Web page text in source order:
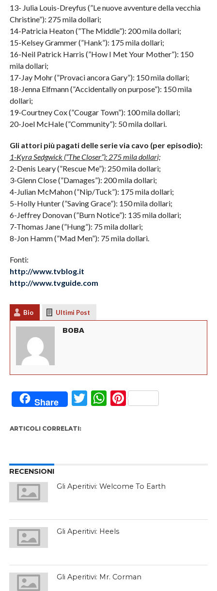
13- Julia Louis-Dreyfus (”Le nuove avventure della vecchia
Christine”): 275 mila dollari;
14-Patricia Heaton (”The Middle”): 200 mila dollari;
15-Kelsey Grammer (”Hank”): 175 mila dollari;
16-Neil Patrick Harris (”How I Met Your Mother”): 150
mila dollari;
17-Jay Mohr (”Provaci ancora Gary”): 150 mila dollari;
18-Jenna Elfmann (”Accidentally on purpose”): 150 mila
dollari;
19-Courtney Cox (”Cougar Town”): 100 mila dollari;
20-Joel McHale (”Community”): 50 mila dollari.
Gli attori più pagati delle serie via cavo (per episodio):
1-Kyra Sedgwick (”The Closer”): 275 mila dollari;
2-Denis Leary (”Rescue Me”): 250 mila dollari;
3-Glenn Close (”Damages”): 200 mila dollari;
4-Julian McMahon (”Nip/Tuck”): 175 mila dollari;
5-Holly Hunter (”Saving Grace”): 150 mila dollari;
6-Jeffrey Donovan (”Burn Notice”): 135 mila dollari;
7-Thomas Jane (”Hung”): 75 mila dollari;
8-Jon Hamm (”Mad Men”): 75 mila dollari.
Fonti:
http://www.tvblog.it
http://www.tvguide.com
Bio Ultimi Post
BOBA
Share Twitter
WhatsApp
Pinterest
ARTICOLI CORRELATI:
RECENSIONI
Gli Aperitivi: Welcome To Earth
Gli Aperitivi: Heels
Gli Aperitivi: Mr. Corman